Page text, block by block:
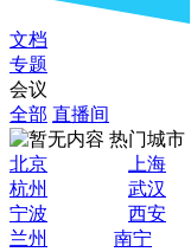
文档
专题
会议
全部 直播间
热门城市
北京
上海
杭州
武汉
宁波
西安
兰州
南宁